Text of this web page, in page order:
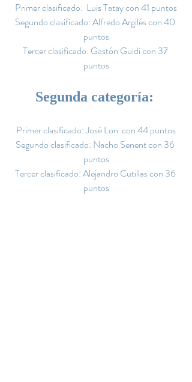
Primer clasificado:  Luis Tatay con 41 puntos
Segundo clasificado: Alfredo Argilés con 40
puntos
Tercer clasificado: Gastón Guidi con 37
puntos
Segunda categoría:
Primer clasificado: José Lon  con 44 puntos
Segundo clasificado: Nacho Senent con 36
puntos
Tercer clasificado: Alejandro Cutillas con 36
puntos